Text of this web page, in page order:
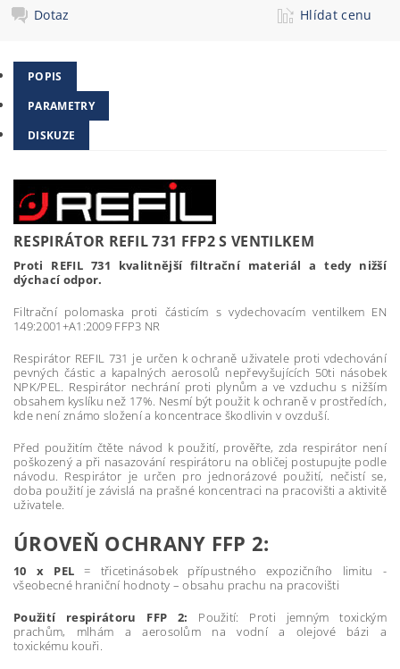
Dotaz
Hlídat cenu
POPIS
PARAMETRY
DISKUZE
RESPIRÁTOR REFIL 731 FFP2 S VENTILKEM
Proti REFIL 731 kvalitnější filtrační materiál a tedy nižší
dýchací odpor.
Filtrační polomaska proti částicím s vydechovacím ventilkem EN
149:2001+A1:2009 FFP3 NR
Respirátor REFIL 731 je určen k ochraně uživatele proti vdechování
pevných částic a kapalných aerosolů nepřevyšujících 50ti násobek
NPK/PEL. Respirátor nechrání proti plynům a ve vzduchu s nižším
obsahem kyslíku než 17%. Nesmí být použit k ochraně v prostředích,
kde není známo složení a koncentrace škodlivin v ovzduší.
Před použitím čtěte návod k použití, prověřte, zda respirátor není
poškozený a při nasazování respirátoru na obličej postupujte podle
návodu. Respirátor je určen pro jednorázové použití, nečistí se,
doba použití je závislá na prašné koncentraci na pracovišti a aktivitě
uživatele.
ÚROVEŇ OCHRANY FFP 2:
10 x PEL = třicetinásobek přípustného expozičního limitu -
všeobecné hraniční hodnoty – obsahu prachu na pracovišti
Použití respirátoru FFP 2: Použití: Proti jemným toxickým
prachům, mlhám a aerosolům na vodní a olejové bázi a
toxickému kouři.